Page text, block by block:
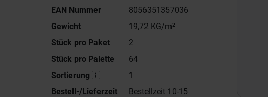
EAN Nummer
8056351357036
Gewicht
19,72 KG/m²
Stück pro Paket
2
Stück pro Palette
64
Sortierung
1
Bestell-/Lieferzeit
Bestellzeit 10-15